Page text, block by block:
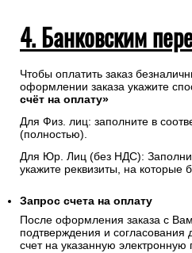
4. Банковским
Чтобы оплатить заказ
оформлении заказа укажите
счёт на оплату»
Для Физ. лиц: заполните в
(полностью).
Для Юр. Лиц (без НДС):
укажите реквизиты, на которые
Запрос счета на оплату
После оформления заказа с
подтверждения и согласования
счет на указанную электронную